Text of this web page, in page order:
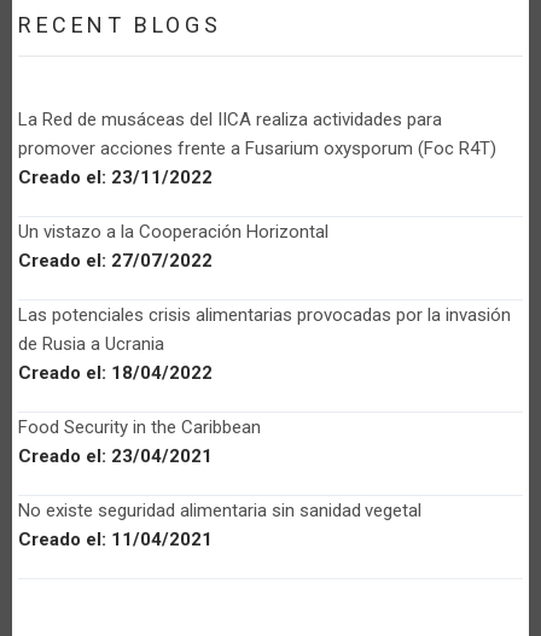
RECENT BLOGS
La Red de musáceas del IICA realiza actividades para
promover acciones frente a Fusarium oxysporum (Foc R4T)
Creado el: 23/11/2022
Un vistazo a la Cooperación Horizontal
Creado el: 27/07/2022
Las potenciales crisis alimentarias provocadas por la invasión
de Rusia a Ucrania
Creado el: 18/04/2022
Food Security in the Caribbean
Creado el: 23/04/2021
No existe seguridad alimentaria sin sanidad vegetal
Creado el: 11/04/2021